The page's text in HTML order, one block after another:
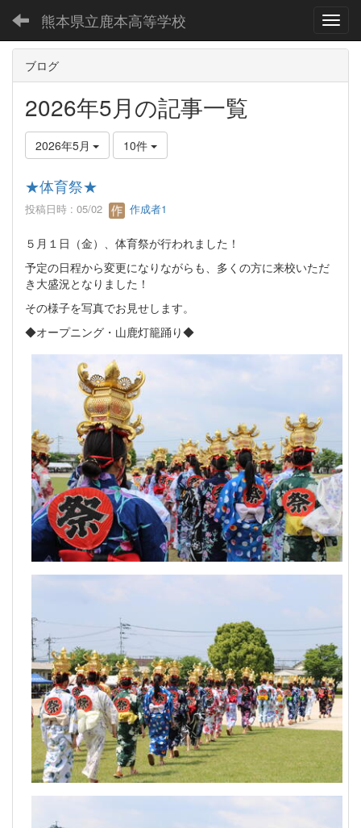
熊本県立鹿本高等学校
ブログ
2026年5月の記事一覧
2026年5月 10件
★体育祭★
投稿日時 : 05/02 作成者1
５月１日（金）、体育祭が行われました！
予定の日程から変更になりながらも、多くの方に来校いただ
き大盛況となりました！
その様子を写真でお見せします。
◆オープニング・山鹿灯籠踊り◆